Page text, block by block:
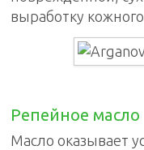
выработку кожного
Репейное масло
Масло оказывает